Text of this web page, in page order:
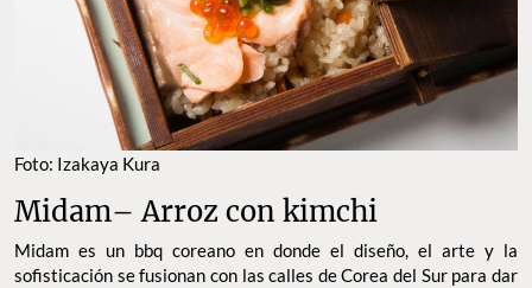
Foto: Izakaya Kura
Midam– Arroz con kimchi
Midam es un bbq coreano en donde el diseño, el arte y la
sofisticación se fusionan con las calles de Corea del Sur para dar